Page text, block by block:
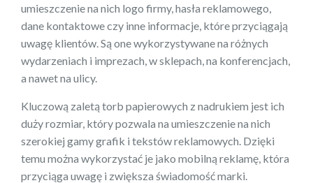
umieszczenie na nich logo firmy, hasła reklamowego,
dane kontaktowe czy inne informacje, które przyciągają
uwagę klientów. Są one wykorzystywane na różnych
wydarzeniach i imprezach, w sklepach, na konferencjach,
a nawet na ulicy.
Kluczową zaletą torb papierowych z nadrukiem jest ich
duży rozmiar, który pozwala na umieszczenie na nich
szerokiej gamy grafik i tekstów reklamowych. Dzięki
temu można wykorzystać je jako mobilną reklamę, która
przyciąga uwagę i zwiększa świadomość marki.